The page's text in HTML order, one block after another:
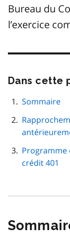
Bureau du
l’exercice
Dans cette
Sommaire
Programme
crédit 401